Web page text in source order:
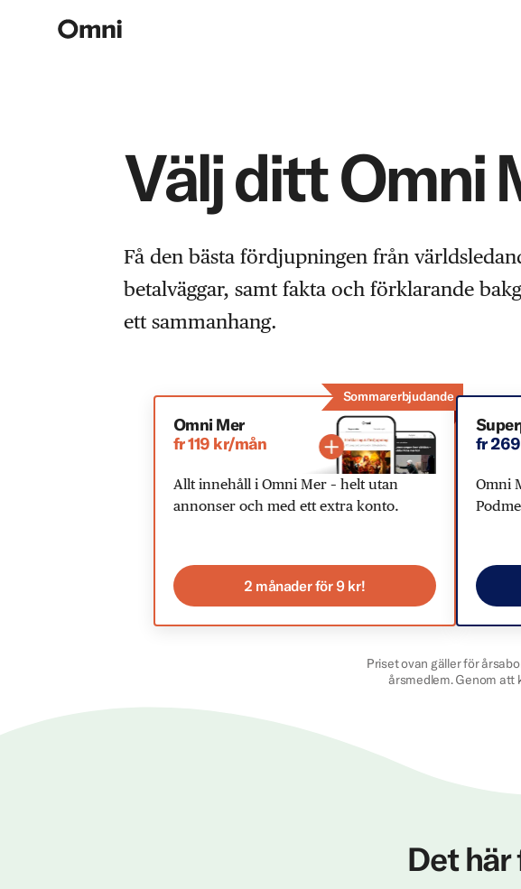
Välj ditt Omni
Få den bästa fördjupningen från
betalväggar, samt fakta och förklarande
ett sammanhang.
Sommarerbjudande
Omni Mer
fr 119 kr/mån
Allt innehåll i Omni Mer – helt utan
annonser och med ett extra konto.
2 månader för 9 kr!
fr
Omni
Priset ovan gäller för
årsmedlem. Genom att
Det här